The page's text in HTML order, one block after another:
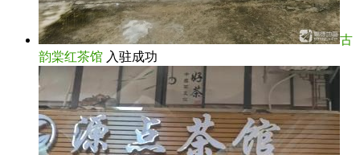
古
韵棠红茶馆 入驻成功